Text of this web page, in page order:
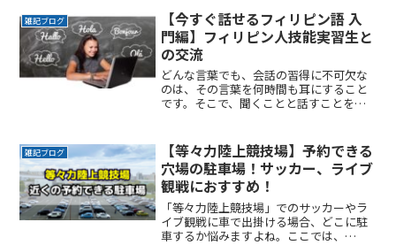
楽天モバイルパーク宮城で開催が予定さ
れている楽天イーグReadMore...
雑記ブログ
【今すぐ話せるフィリピン語 入
門編】フィリピン人技能実習生と
の交流
どんな言葉でも、会話の習得に不可欠な
のは、その言葉を何時間も耳にすること
です。そこで、聞くことと話すことを交
「今すぐ話せるフィリピン語 入門編」で
す。
雑記ブログ
【等々力陸上競技場】予約できる
穴場の駐車場！サッカー、ライブ
観戦におすすめ！
「等々力陸上競技場」でのサッカーやラ
イブ観戦に車で出掛ける場合、どこに駐
車するか悩みますよね。ここでは、